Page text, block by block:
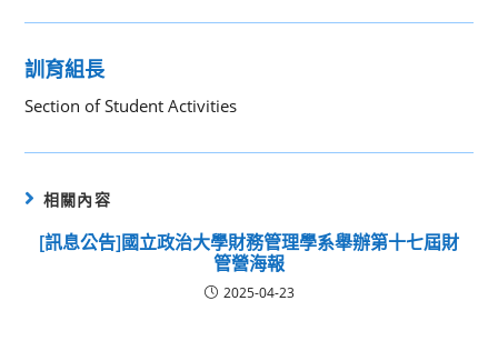
訓育組長
Section of Student Activities
相關內容
[訊息公告]國立政治大學財務管理學系舉辦第十七屆財
管營海報
2025-04-23